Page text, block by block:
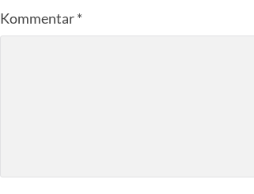
Kommentar*